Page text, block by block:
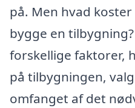
på. Men hvad
bygge en
forskellige faktorer,
på tilbygningen,
omfanget af det